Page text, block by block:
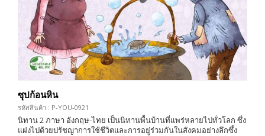
ซุปก้อนหิน
รหัสสินค้า : P-YOU-0921
นิทาน 2 ภาษา อังกฤษ-ไทย เป็นนิทานพื้นบ้านที่แพร่หลายไปทั่วโลก ซึ่ง
แฝงไปด้วยปรัชญาการใช้ชีวิตและการอยู่ร่วมกันในสังคมอย่างลึกซึ้ง